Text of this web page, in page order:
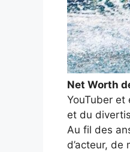
Net Worth
YouTuber et
et du
Au fil des
d’acteur,